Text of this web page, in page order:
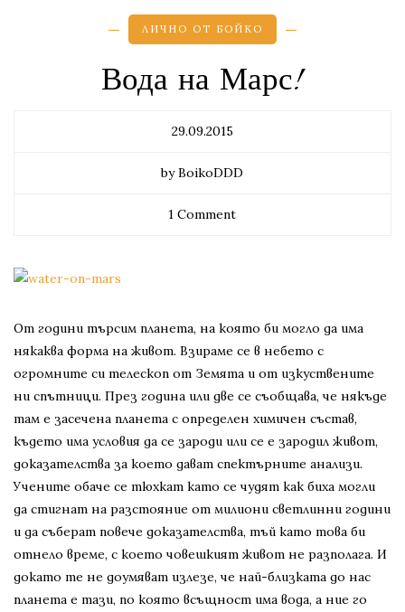
ЛИЧНО ОТ БОЙКО
Вода на Марс!
29.09.2015
by BoikoDDD
1 Comment
От години търсим планета, на която би могло да има
някаква форма на живот. Взираме се в небето с
огромните си телескоп от Земята и от изкуствените
ни спътници. През година или две се съобщава, че някъде
там е засечена планета с определен химичен състав,
където има условия да се зароди или се е зародил живот,
доказателства за което дават спектърните анализи.
Учените обаче се тюхкат като се чудят как биха могли
да стигнат на разстояние от милиони светлинни години
и да съберат повече доказателства, тъй като това би
отнело време, с което човешкият живот не разполага. И
докато те не доумяват излезе, че най-близката до нас
планета е тази, по която всъщност има вода, а ние го